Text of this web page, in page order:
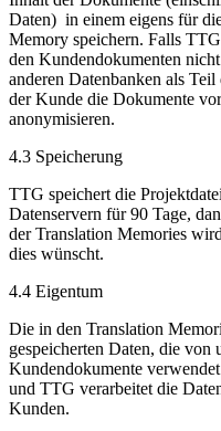
Daten) in einem eigens für
Memory speichern. Falls
den Kundendokumenten
anderen Datenbanken als
der Kunde die Dokumente
anonymisieren.
4.3 Speicherung
TTG speichert die
Datenservern für 90 Tage,
der Translation Memories
dies wünscht.
4.4 Eigentum
Die in den Translation
gespeicherten Daten, die von
Kundendokumente
und TTG verarbeitet die
Kunden.